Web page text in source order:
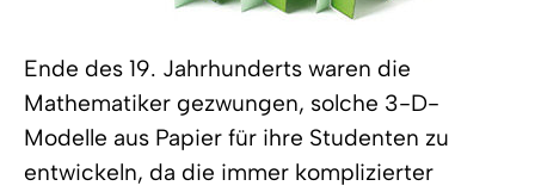
Ende des 19. Jahrhunderts waren die
Mathematiker gezwungen, solche 3-D-
Modelle aus Papier für ihre Studenten zu
entwickeln, da die immer komplizierter